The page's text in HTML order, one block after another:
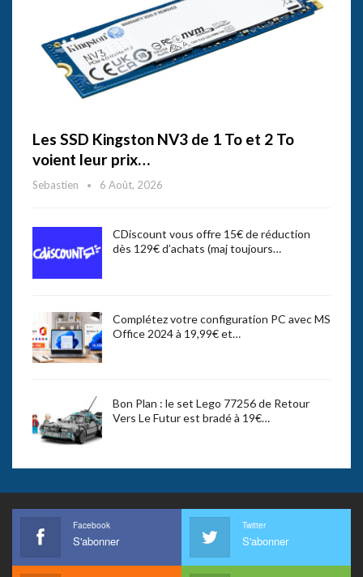
Les SSD Kingston NV3 de 1 To et 2 To
voient leur prix…
Sebastien 6 Août, 2026
CDiscount vous offre 15€ de réduction
dès 129€ d’achats (maj toujours…
Complétez votre configuration PC avec MS
Office 2024 à 19,99€ et…
Bon Plan : le set Lego 77256 de Retour
Vers Le Futur est bradé à 19€…
Facebook
S'abonner
Twitter
S'abonner